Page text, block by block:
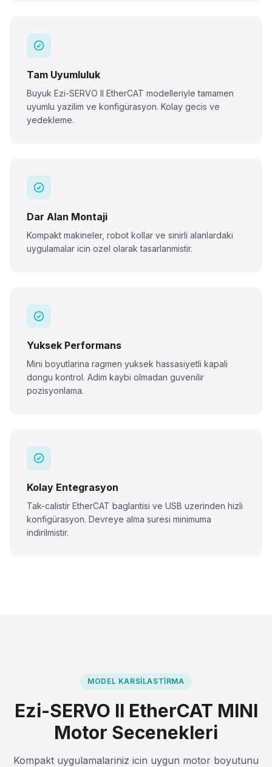
Tam Uyumluluk
Buyuk Ezi-SERVO II EtherCAT modelleriyle tamamen
uyumlu yazilim ve konfigürasyon. Kolay gecis ve
yedekleme.
Dar Alan Montaji
Kompakt makineler, robot kollar ve sinirli alanlardaki
uygulamalar icin ozel olarak tasarlanmistir.
Yuksek Performans
Mini boyutlarina ragmen yuksek hassasiyetli kapali
dongu kontrol. Adim kaybi olmadan guvenilir
pozisyonlama.
Kolay Entegrasyon
Tak-calistir EtherCAT baglantisi ve USB uzerinden hizli
konfigürasyon. Devreye alma suresi minimuma
indirilmistir.
MODEL KARSILASTIRMA
Ezi-SERVO II EtherCAT MINI
Motor Secenekleri
Kompakt uygulamalariniz icin uygun motor boyutunu